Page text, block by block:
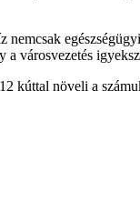
nemcsak
városvezetés
kúttal növeli a